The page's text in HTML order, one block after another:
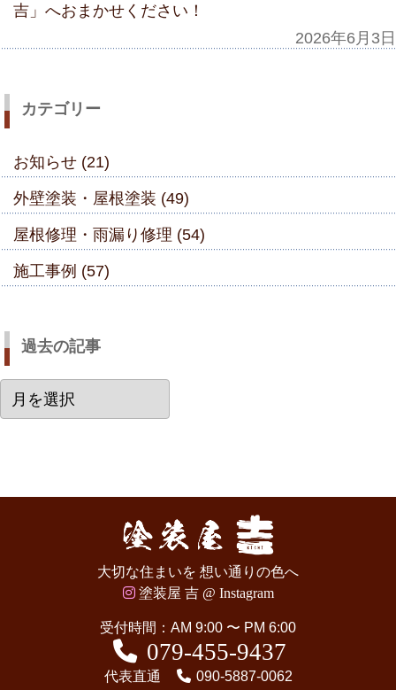
吉」へおまかせください！
2026年6月3日
カテゴリー
お知らせ (21)
外壁塗装・屋根塗装 (49)
屋根修理・雨漏り修理 (54)
施工事例 (57)
過去の記事
去
大切な住まいを 想い通りの色へ
塗装屋 吉 @ Instagram
受付時間：AM 9:00 〜 PM 6:00
079-455-9437
代表直通 090-5887-0062